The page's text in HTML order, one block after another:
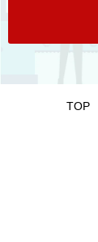
TOP